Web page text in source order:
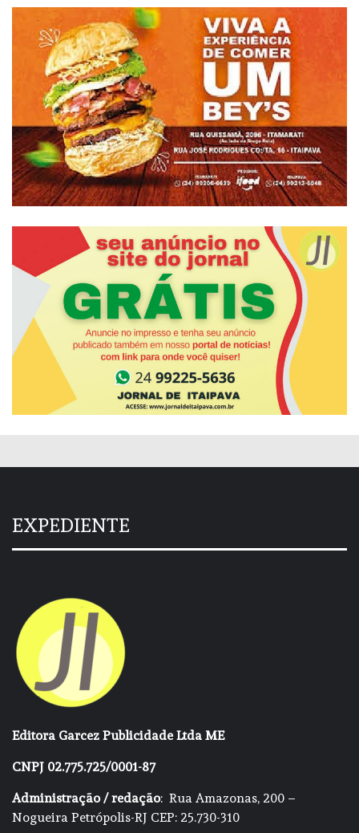
EXPEDIENTE
Editora Garcez Publicidade Ltda ME
CNPJ 02.775.725/0001-87
Administração / redação: Rua Amazonas, 200 –
Nogueira Petrópolis-RJ CEP: 25.730-310